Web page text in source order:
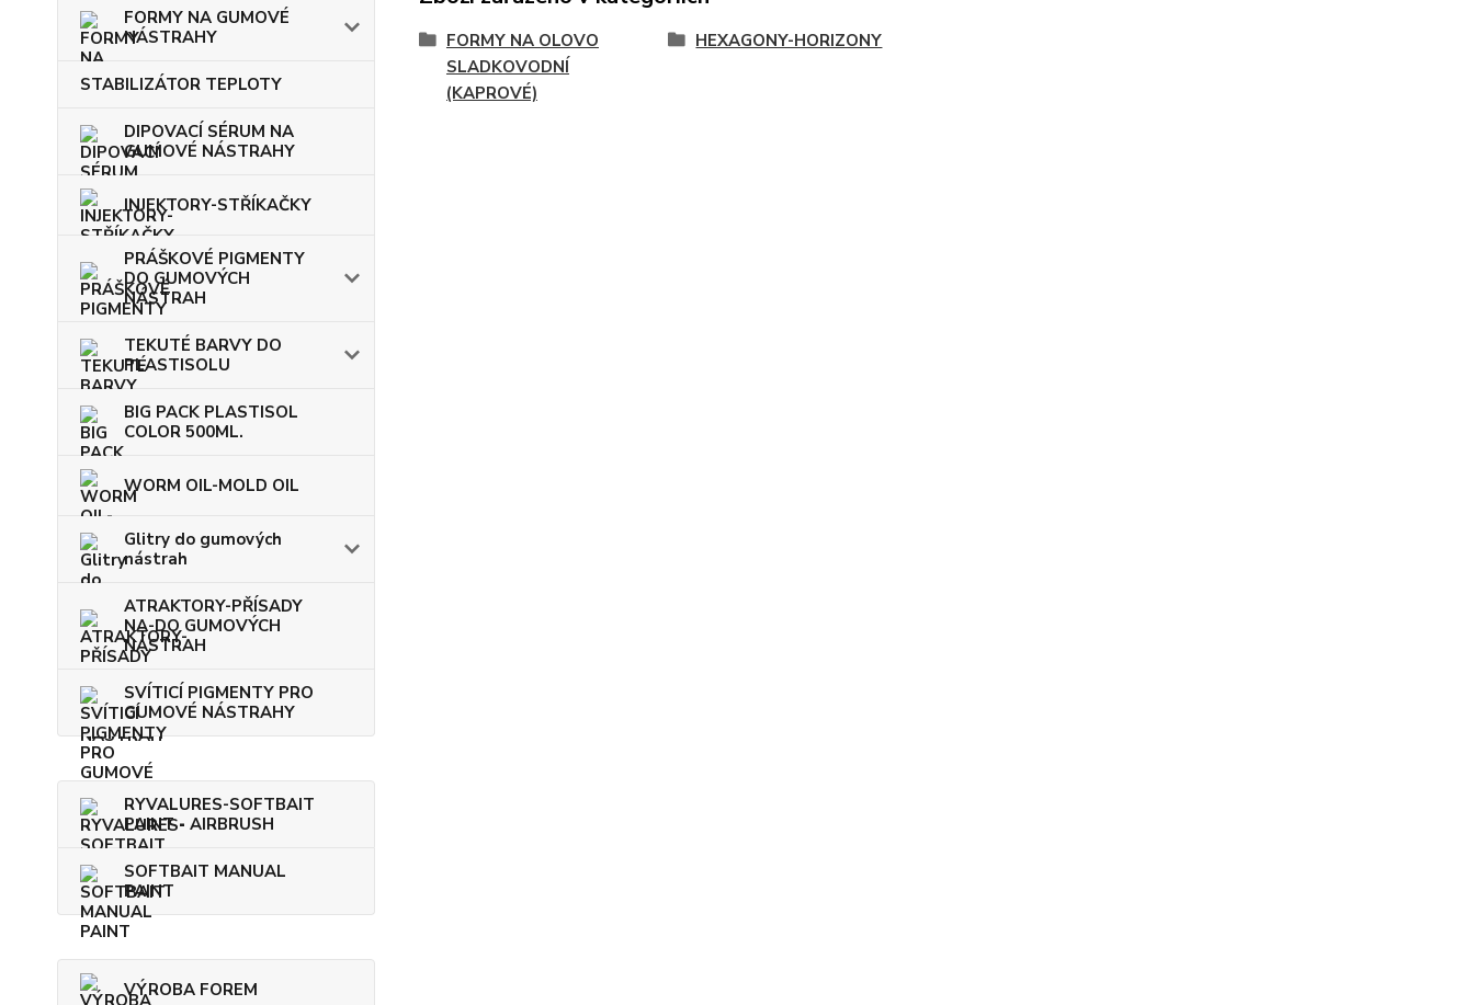
FORMY NA GUMOVÉ
NÁSTRAHY
STABILIZÁTOR TEPLOTY
DIPOVACÍ SÉRUM NA
GUMOVÉ NÁSTRAHY
INJEKTORY-STŘÍKAČKY
PRÁŠKOVÉ PIGMENTY
DO GUMOVÝCH
NÁSTRAH
TEKUTÉ BARVY DO
PLASTISOLU
BIG PACK PLASTISOL
COLOR 500ML.
WORM OIL-MOLD OIL
Glitry do gumových
nástrah
ATRAKTORY-PŘÍSADY
NA-DO GUMOVÝCH
NÁSTRAH
SVÍTICÍ PIGMENTY PRO
GUMOVÉ NÁSTRAHY
RYVALURES-SOFTBAIT
PAINT - AIRBRUSH
SOFTBAIT MANUAL
PAINT
VÝROBA FOREM
FORMY NA OLOVO
SLADKOVODNÍ
(KAPROVÉ)
HEXAGONY-HORIZONY